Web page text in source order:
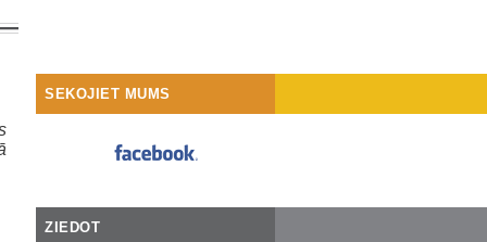
SEKOJIET MUMS
ZIEDOT